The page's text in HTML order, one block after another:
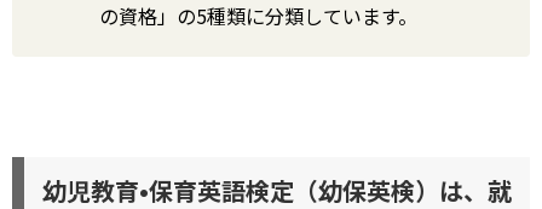
の資格」の5種類に分類しています。
幼児教育•保育英語検定（幼保英検）は、就